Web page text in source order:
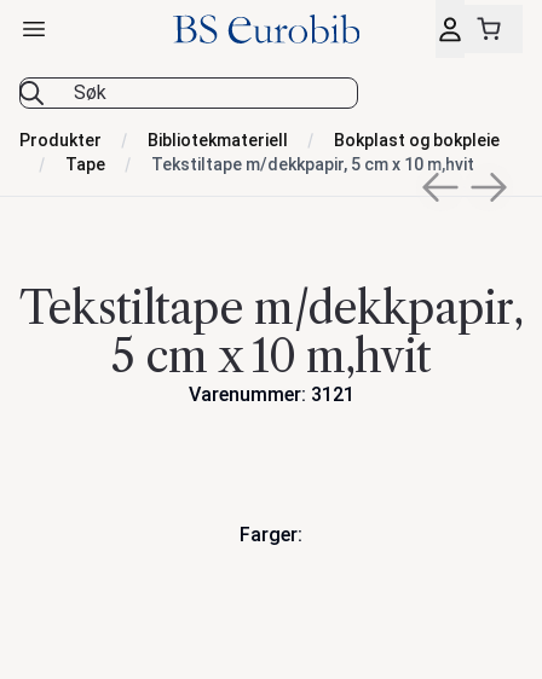
BS Eurobib
Åpne hovedmeny
Produkter Bibliotekmateriell
Bokplast og bokpleie
Tape
Tekstiltape m/dekkpapir, 5 cm x 10 m,hvit
Previous
Next
Tekstiltape m/dekkpapir,
5 cm x 10 m,hvit
Varenummer: 3121
Farger: